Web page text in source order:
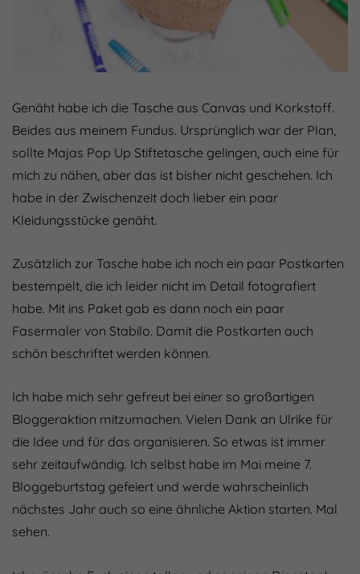
Genäht habe ich die Tasche aus Canvas und Korkstoff.
Beides aus meinem Fundus. Ursprünglich war der Plan,
sollte Majas Pop Up Stiftetasche gelingen, auch eine für
mich zu nähen, aber das ist bisher nicht geschehen. Ich
habe in der Zwischenzeit doch lieber ein paar
Kleidungsstücke genäht.
Zusätzlich zur Tasche habe ich noch ein paar Postkarten
bestempelt, die ich leider nicht im Detail fotografiert
habe. Mit ins Paket gab es dann noch ein paar
Fasermaler von Stabilo. Damit die Postkarten auch
schön beschriftet werden können.
Ich habe mich sehr gefreut bei einer so großartigen
Bloggeraktion mitzumachen. Vielen Dank an Ulrike für
die Idee und für das organisieren. So etwas ist immer
sehr zeitaufwändig. Ich selbst habe im Mai meine 7.
Bloggeburtstag gefeiert und werde wahrscheinlich
nächstes Jahr auch so eine ähnliche Aktion starten. Mal
sehen.